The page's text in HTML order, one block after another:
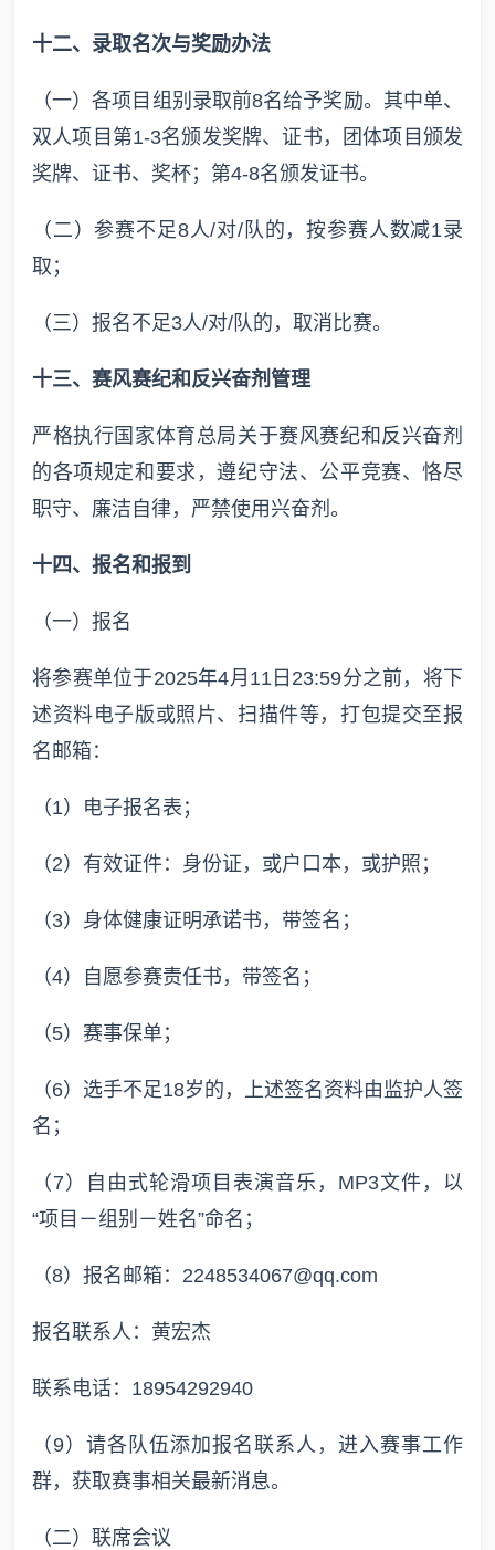
十二、录取名次与奖励办法
（一）各项目组别录取前8名给予奖励。其中单、
双人项目第1-3名颁发奖牌、证书，团体项目颁发
奖牌、证书、奖杯；第4-8名颁发证书。
（二）参赛不足8人/对/队的，按参赛人数减1录
取；
（三）报名不足3人/对/队的，取消比赛。
十三、赛风赛纪和反兴奋剂管理
严格执行国家体育总局关于赛风赛纪和反兴奋剂
的各项规定和要求，遵纪守法、公平竞赛、恪尽
职守、廉洁自律，严禁使用兴奋剂。
十四、报名和报到
（一）报名
将参赛单位于2025年4月11日23:59分之前，将下
述资料电子版或照片、扫描件等，打包提交至报
名邮箱：
（1）电子报名表；
（2）有效证件：身份证，或户口本，或护照；
（3）身体健康证明承诺书，带签名；
（4）自愿参赛责任书，带签名；
（5）赛事保单；
（6）选手不足18岁的，上述签名资料由监护人签
名；
（7）自由式轮滑项目表演音乐，MP3文件，以
“项目－组别－姓名”命名；
（8）报名邮箱：2248534067@qq.com
报名联系人：黄宏杰
联系电话：18954292940
（9）请各队伍添加报名联系人，进入赛事工作
群，获取赛事相关最新消息。
（二）联席会议